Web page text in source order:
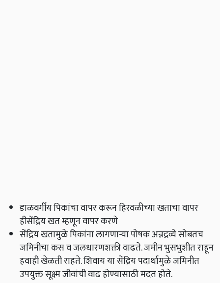
डाळवर्गीय पिकांचा वापर करून हिरवळीच्या खताचा वापर
हीसेंद्रिय खत म्हणून वापर करणे
सेंद्रिय खतामुळे पिकांना लागणाऱ्या पोषक अन्नद्रव्ये सोबतच
जमिनीचा कस व जलधारणशक्ती वाढते. जमीन भुसभुशीत राहून
हवाही खेळती राहते. शिवाय या सेंद्रिय पदार्थामुळे जमिनीत
उपयुक्त सूक्ष्म जीवांची वाढ होण्यासाठी मदत होते.